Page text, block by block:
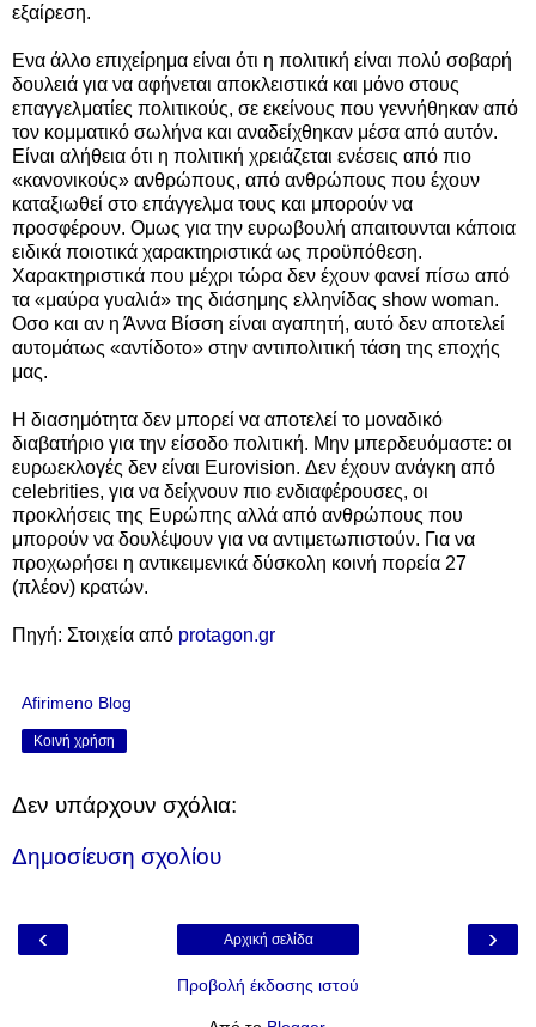
εξαίρεση.
Ενα άλλο επιχείρημα είναι ότι η πολιτική είναι πολύ σοβαρή
δουλειά για να αφήνεται αποκλειστικά και μόνο στους
επαγγελματίες πολιτικούς, σε εκείνους που γεννήθηκαν από
τον κομματικό σωλήνα και αναδείχθηκαν μέσα από αυτόν.
Είναι αλήθεια ότι η πολιτική χρειάζεται ενέσεις από πιο
«κανονικούς» ανθρώπους, από ανθρώπους που έχουν
καταξιωθεί στο επάγγελμα τους και μπορούν να
προσφέρουν. Ομως για την ευρωβουλή απαιτουνται κάποια
ειδικά ποιοτικά χαρακτηριστικά ως προϋπόθεση.
Χαρακτηριστικά που μέχρι τώρα δεν έχουν φανεί πίσω από
τα «μαύρα γυαλιά» της διάσημης ελληνίδας show woman.
Οσο και αν η Άννα Βίσση είναι αγαπητή, αυτό δεν αποτελεί
αυτομάτως «αντίδοτο» στην αντιπολιτική τάση της εποχής
μας.
Η διασημότητα δεν μπορεί να αποτελεί το μοναδικό
διαβατήριο για την είσοδο πολιτική. Μην μπερδευόμαστε: οι
ευρωεκλογές δεν είναι Eurovision. Δεν έχουν ανάγκη από
celebrities, για να δείχνουν πιο ενδιαφέρουσες, οι
προκλήσεις της Ευρώπης αλλά από ανθρώπους που
μπορούν να δουλέψουν για να αντιμετωπιστούν. Για να
προχωρήσει η αντικειμενικά δύσκολη κοινή πορεία 27
(πλέον) κρατών.
Πηγή: Στοιχεία από protagon.gr
Afirimeno Blog
Κοινή χρήση
Δεν υπάρχουν σχόλια:
Δημοσίευση σχολίου
‹ ›
Αρχική σελίδα
Προβολή έκδοσης ιστού